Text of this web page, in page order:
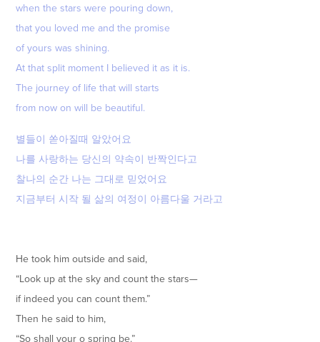
when the stars were pouring down,
that you loved me and the promise
of yours was shining.
At that split moment I believed it as it is.
The journey of life that will starts
from now on will be beautiful.
별들이 쏟아질때 알았어요
나를 사랑하는 당신의 약속이 반짝인다고
찰나의 순간 나는 그대로 믿었어요
지금부터 시작 될 삶의 여정이 아름다울 거라고
He took him outside and said,
“Look up at the sky and count the stars—
if indeed you can count them.”
Then he said to him,
“So shall your o spring be.”